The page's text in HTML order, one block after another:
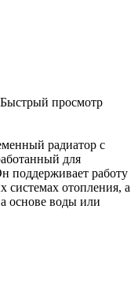
Быстрый просмотр
радиатор с
для
поддерживает работу
системах отопления, а
основе воды или